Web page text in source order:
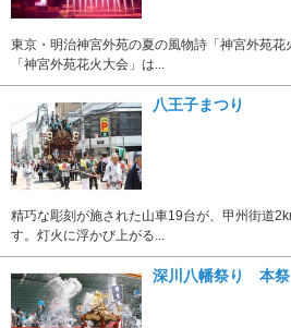
東京・明治神宮外苑の夏の風物詩「神宮外苑花
「神宮外苑花火大会」は...
八王子まつり
精巧な彫刻が施された山車19台が、甲州街道
す。灯火に浮かび上がる...
深川八幡祭り 本祭